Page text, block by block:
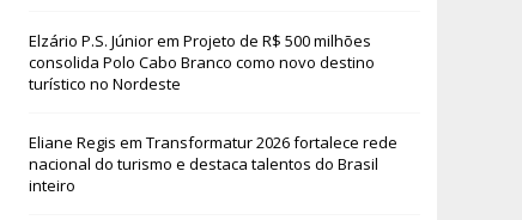
Elzário P.S. Júniorem Projeto de R$ 500 milhões
consolida Polo Cabo Branco como novo destino
turístico no Nordeste
Eliane Regis em Transformatur 2026 fortalece rede
nacional do turismo e destaca talentos do Brasil
inteiro